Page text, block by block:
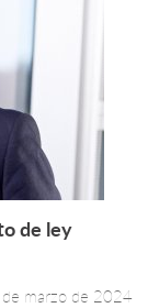
más +
de ley
marzo de 2024